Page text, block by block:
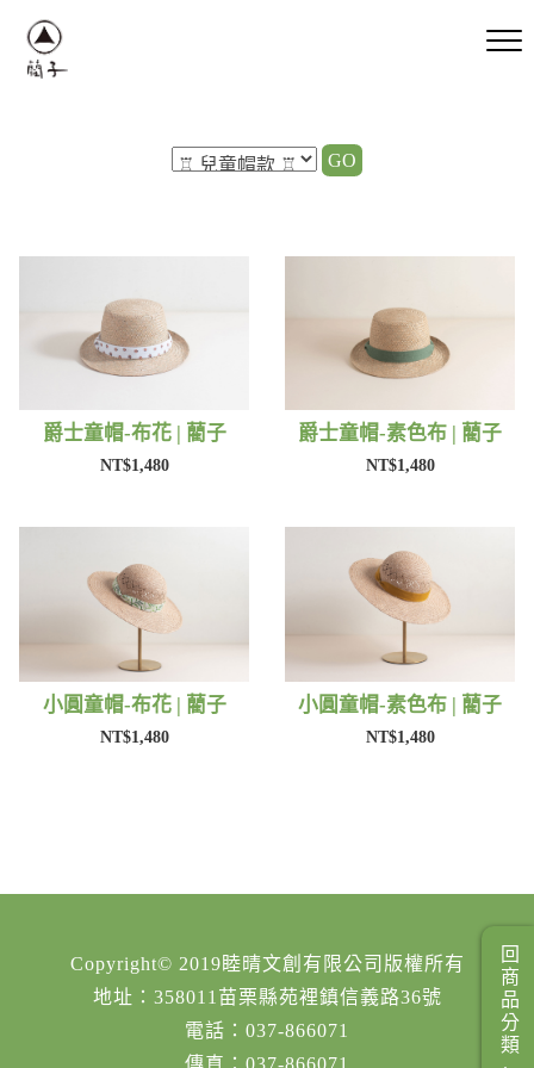
GO
爵士童帽-布花 | 藺子
NT$1,480
爵士童帽-素色布 | 藺子
NT$1,480
小圓童帽-布花 | 藺子
NT$1,480
小圓童帽-素色布 | 藺子
NT$1,480
Copyright© 2019睦晴文創有限公司版權所有
地址：358011苗栗縣苑裡鎮信義路36號
電話：037-866071
傳真：037-866071
回商品分類